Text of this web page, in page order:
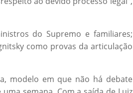
do Supremo e familiares;
como provas da articulação
modelo em que não há debate